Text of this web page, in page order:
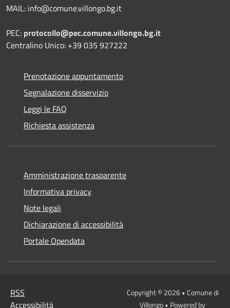
MAIL: info@comune.villongo.bg.it
PEC: protocollo@pec.comune.villongo.bg.it
Centralino Unico: +39 035 927222
Prenotazione appuntamento
Segnalazione disservizio
Leggi le FAQ
Richiesta assistenza
Amministrazione trasparente
Informativa privacy
Note legali
Dichiarazione di accessibilità
Portale Opendata
RSS
Accessibilità
Copyright © 2026 • Comune di
Villongo • Powered by